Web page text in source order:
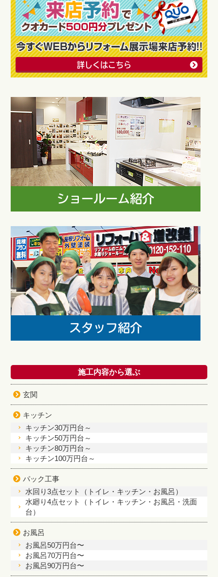
詳しくはこちら
施工内容から選ぶ
玄関
キッチン
キッチン30万円台～
キッチン50万円台～
キッチン80万円台～
キッチン100万円台～
パック工事
水回り3点セット（トイレ・キッチン・お風呂）
水廻り4点セット（トイレ・キッチン・お風呂・洗面
台）
お風呂
お風呂50万円台〜
お風呂70万円台〜
お風呂90万円台〜